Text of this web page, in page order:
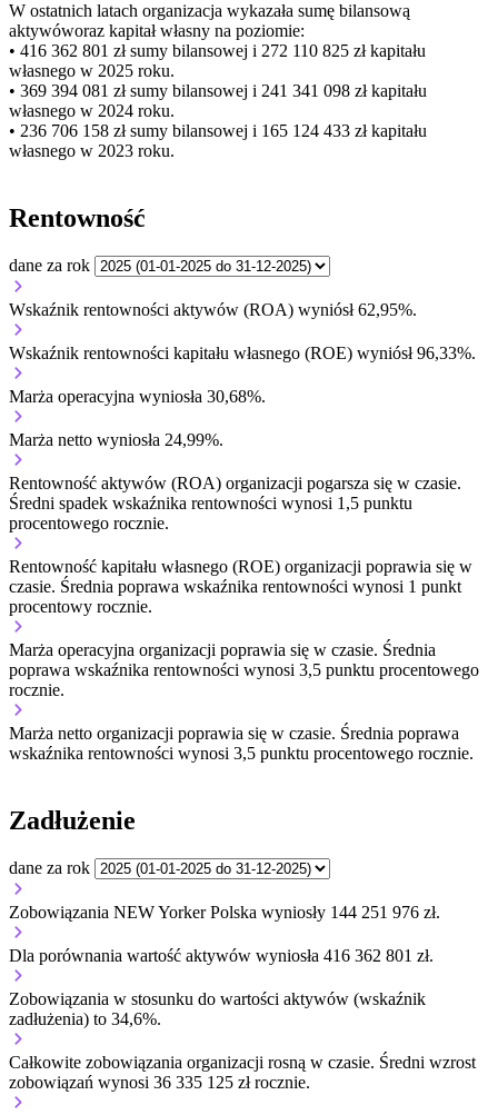
W ostatnich latach organizacja wykazała sumę bilansową
aktywóworaz kapitał własny na poziomie:
• 416 362 801 złsumy bilansowej i 272 110 825 zł kapitału
własnego w 2025 roku.
• 369 394 081 złsumy bilansowej i 241 341 098 zł kapitału
własnego w 2024 roku.
• 236 706 158 złsumy bilansowej i 165 124 433 zł kapitału
własnego w 2023 roku.
Rentowność
dane za rok
Wskaźnik rentowności aktywów (ROA) wyniósł 62,95%.
Wskaźnik rentowności kapitału własnego (ROE) wyniósł 96,33%.
Marża operacyjna wyniosła 30,68%.
Marża netto wyniosła 24,99%.
Rentowność aktywów (ROA) organizacji pogarsza się w czasie.
Średni spadek wskaźnika rentowności wynosi 1,5 punktu
procentowego rocznie.
Rentowność kapitału własnego (ROE) organizacji poprawia się w
czasie. Średnia poprawa wskaźnika rentowności wynosi 1 punkt
procentowy rocznie.
Marża operacyjna organizacji poprawia się w czasie. Średnia
poprawa wskaźnika rentowności wynosi 3,5 punktu procentowego
rocznie.
Marża netto organizacji poprawia się w czasie. Średnia poprawa
wskaźnika rentowności wynosi 3,5 punktu procentowego rocznie.
Zadłużenie
dane za rok
Zobowiązania NEW Yorker Polska wyniosły 144 251 976 zł.
Dla porównania wartość aktywów wyniosła 416 362 801 zł.
Zobowiązania w stosunku do wartości aktywów (wskaźnik
zadłużenia) to 34,6%.
Całkowite zobowiązania organizacji rosną w czasie. Średni wzrost
zobowiązań wynosi 36 335 125 zł rocznie.